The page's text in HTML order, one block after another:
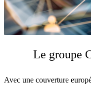
Le groupe
Avec une couverture